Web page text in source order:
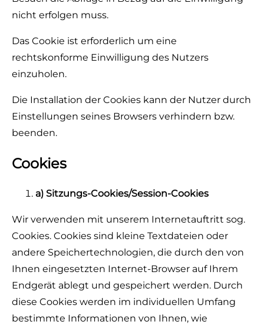
nicht erfolgen muss.
Das Cookie ist erforderlich um eine
rechtskonforme Einwilligung des Nutzers
einzuholen.
Die Installation der Cookies kann der Nutzer durch
Einstellungen seines Browsers verhindern bzw.
beenden.
Cookies
a) Sitzungs-Cookies/Session-Cookies
Wir verwenden mit unserem Internetauftritt sog.
Cookies. Cookies sind kleine Textdateien oder
andere Speichertechnologien, die durch den von
Ihnen eingesetzten Internet-Browser auf Ihrem
Endgerät ablegt und gespeichert werden. Durch
diese Cookies werden im individuellen Umfang
bestimmte Informationen von Ihnen, wie